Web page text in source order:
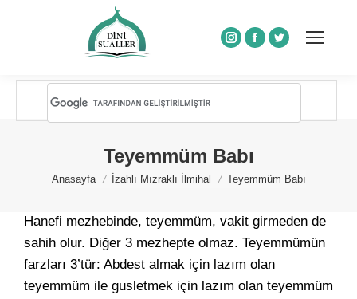
Instagram
Facebook
Twitter
Teyemmüm Babı
You are here:
Anasayfa İzahlı Mızraklı İlmihal Teyemmüm Babı
Hanefi mezhebinde, teyemmüm, vakit girmeden de
sahih olur. Diğer 3 mezhepte olmaz. Teyemmümün
farzları 3’tür: Abdest almak için lazım olan
teyemmüm ile gusletmek için lazım olan teyemmüm